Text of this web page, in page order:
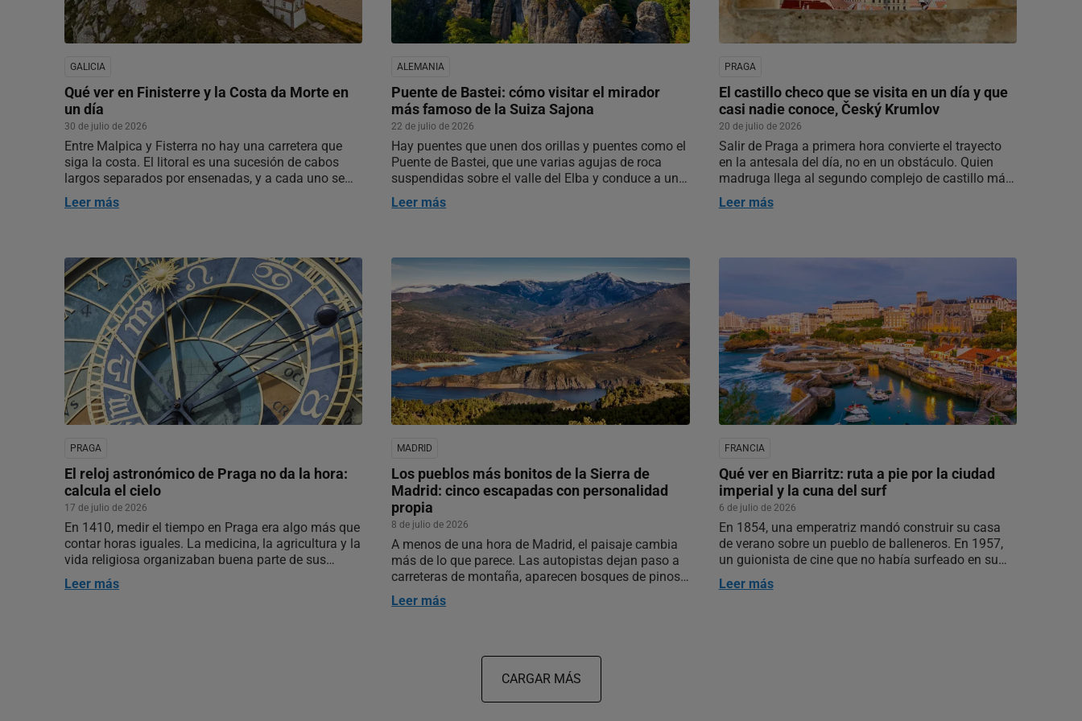
GALICIA
Qué ver en Finisterre y la Costa da Morte en
un día
30 de julio de 2026
Entre Malpica y Fisterra no hay una carretera que
siga la costa. El litoral es una sucesión de cabos
largos separados por ensenadas, y a cada uno se
baja por un ramal que muere frente al océano y que
hay que desandar entero para seguir. Muxía y
Leer más
ALEMANIA
Puente de Bastei: cómo visitar el mirador
más famoso de la Suiza Sajona
22 de julio de 2026
Hay puentes que unen dos orillas y puentes como el
Puente de Bastei, que une varias agujas de roca
suspendidas sobre el valle del Elba y conduce a uno
de los miradores más espectaculares de Alemania.
Quien lo ve por primera vez suele fijarse en el
Leer más
PRAGA
El castillo checo que se visita en un día y que
casi nadie conoce, Český Krumlov
20 de julio de 2026
Salir de Praga a primera hora convierte el trayecto
en la antesala del día, no en un obstáculo. Quien
madruga llega al segundo complejo de castillo más
grande del país antes de que se formen las colas
que sí existen en el castillo de la capital, con la
Leer más
PRAGA
El reloj astronómico de Praga no da la hora:
calcula el cielo
17 de julio de 2026
En 1410, medir el tiempo en Praga era algo más que
contar horas iguales. La medicina, la agricultura y la
vida religiosa organizaban buena parte de sus
decisiones por la posición del Sol, las fases de la
Luna y un calendario en el que la astronomía y la
Leer más
MADRID
Los pueblos más bonitos de la Sierra de
Madrid: cinco escapadas con personalidad
propia
8 de julio de 2026
A menos de una hora de Madrid, el paisaje cambia
más de lo que parece. Las autopistas dejan paso a
carreteras de montaña, aparecen bosques de pinos
y robles, embalses, puertos de montaña y pueblos
que crecieron cuando la capital todavía era una villa
Leer más
FRANCIA
Qué ver en Biarritz: ruta a pie por la ciudad
imperial y la cuna del surf
6 de julio de 2026
En 1854, una emperatriz mandó construir su casa
de verano sobre un pueblo de balleneros. En 1957,
un guionista de cine que no había surfeado en su
vida metió una tabla en el agua a un kilómetro de
allí. Entre esas dos fechas se levantó casi todo lo
Leer más
CARGAR MÁS